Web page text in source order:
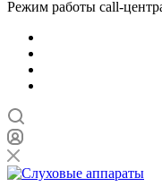
Режим работы call-